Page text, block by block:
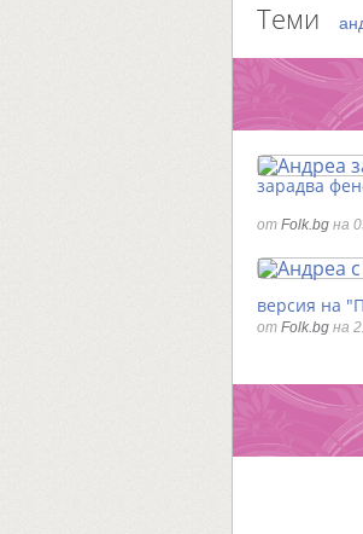
Теми
зарадва
от Folk.bg на
версия на
от Folk.bg на